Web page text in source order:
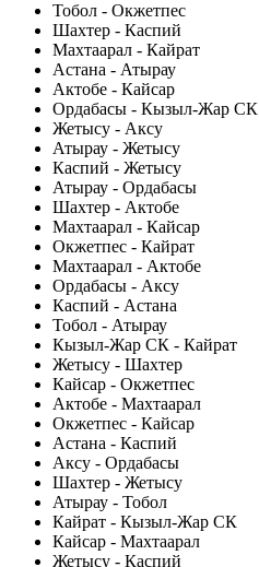
Тобол - Окжетпес
Шахтер - Каспий
Махтаарал - Кайрат
Астана - Атырау
Актобе - Кайсар
Ордабасы - Кызыл-Жар СК
Жетысу - Аксу
Атырау - Жетысу
Каспий - Жетысу
Атырау - Ордабасы
Шахтер - Актобе
Махтаарал - Кайсар
Окжетпес - Кайрат
Махтаарал - Актобе
Ордабасы - Аксу
Каспий - Астана
Тобол - Атырау
Кызыл-Жар СК - Кайрат
Жетысу - Шахтер
Кайсар - Окжетпес
Актобе - Махтаарал
Окжетпес - Кайсар
Астана - Каспий
Аксу - Ордабасы
Шахтер - Жетысу
Атырау - Тобол
Кайрат - Кызыл-Жар СК
Кайсар - Махтаарал
Жетысу - Каспий